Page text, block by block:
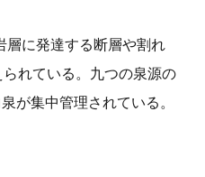
層に発達する断層や割れ
れている。九つの泉源の
が集中管理されている。